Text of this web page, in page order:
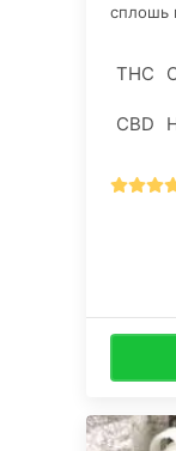
сплошь
и в
THC
CBD